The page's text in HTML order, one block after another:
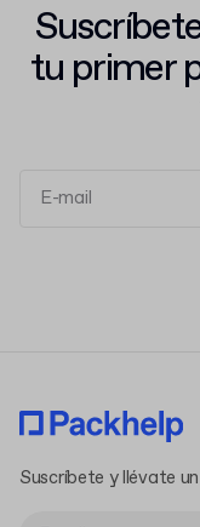
tu primer
Suscríbete y llévate